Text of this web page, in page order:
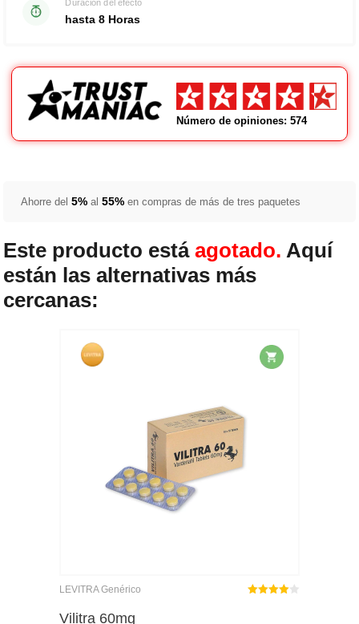
Duración del efecto
hasta 8 Horas
Número de opiniones: 574
Ahorre del5%al55%en compras de más de tres paquetes
Este producto estáagotado. Aquí
están las alternativas más
cercanas:
LEVITRA Genérico
Vilitra 60mg